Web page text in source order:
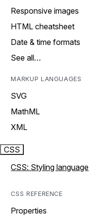
Responsive images
HTML cheatsheet
Date & time formats
See all…
MARKUP LANGUAGES
SVG
MathML
XML
CSS
CSS: Styling language
CSS REFERENCE
Properties